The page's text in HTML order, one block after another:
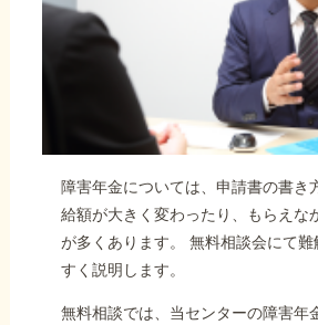
障害年金については、申請書の書き
給額が大きく変わったり、もらえな
が多くあります。 無料相談会にて
すく説明します。
無料相談では、当センターの障害年